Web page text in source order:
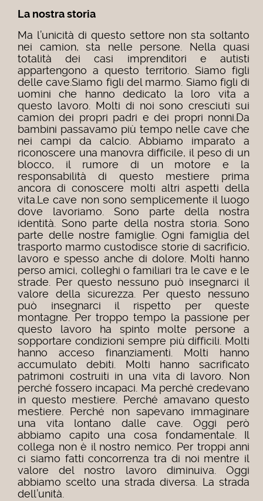
La nostra storia
Ma l’unicità di questo settore non sta soltanto
nei camion, sta nelle persone. Nella quasi
totalità dei casi imprenditori e autisti
appartengono a questo territorio. Siamo figli
delle cave.Siamo figli del marmo. Siamo figli di
uomini che hanno dedicato la loro vita a
questo lavoro. Molti di noi sono cresciuti sui
camion dei propri padri e dei propri nonni.Da
bambini passavamo più tempo nelle cave che
nei campi da calcio. Abbiamo imparato a
riconoscere una manovra difficile, il peso di un
blocco, il rumore di un motore e la
responsabilità di questo mestiere prima
ancora di conoscere molti altri aspetti della
vita.Le cave non sono semplicemente il luogo
dove lavoriamo. Sono parte della nostra
identità. Sono parte della nostra storia. Sono
parte delle nostre famiglie. Ogni famiglia del
trasporto marmo custodisce storie di sacrificio,
lavoro e spesso anche di dolore. Molti hanno
perso amici, colleghi o familiari tra le cave e le
strade. Per questo nessuno può insegnarci il
valore della sicurezza. Per questo nessuno
può insegnarci il rispetto per queste
montagne. Per troppo tempo la passione per
questo lavoro ha spinto molte persone a
sopportare condizioni sempre più difficili. Molti
hanno acceso finanziamenti. Molti hanno
accumulato debiti. Molti hanno sacrificato
patrimoni costruiti in una vita di lavoro. Non
perché fossero incapaci. Ma perché credevano
in questo mestiere. Perché amavano questo
mestiere. Perché non sapevano immaginare
una vita lontano dalle cave. Oggi però
abbiamo capito una cosa fondamentale. Il
collega non è il nostro nemico. Per troppi anni
ci siamo fatti concorrenza tra di noi mentre il
valore del nostro lavoro diminuiva. Oggi
abbiamo scelto una strada diversa. La strada
dell’unità.